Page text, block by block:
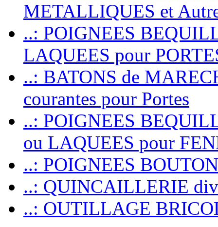
METALLIQUES et
..: POIGNEES
LAQUEES pour
..: BATONS de
courantes pour Portes
..: POIGNEES
ou LAQUEES pour
..: POIGNEES
..: QUINCAILLERIE
..: OUTILLAGE